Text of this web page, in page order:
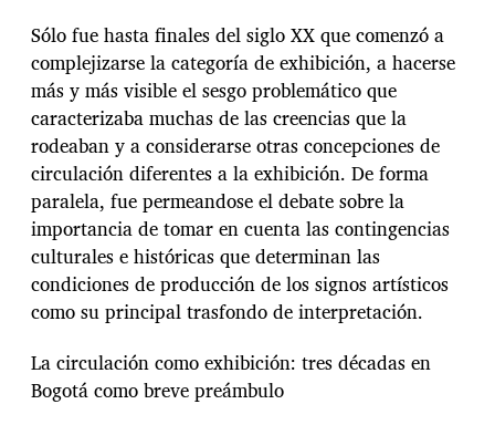
Sólo fue hasta finales del siglo XX que comenzó a
complejizarse la categoría de exhibición, a hacerse
más y más visible el sesgo problemático que
caracterizaba muchas de las creencias que la
rodeaban y a considerarse otras concepciones de
circulación diferentes a la exhibición. De forma
paralela, fue permeandose el debate sobre la
importancia de tomar en cuenta las contingencias
culturales e históricas que determinan las
condiciones de producción de los signos artísticos
como su principal trasfondo de interpretación.
La circulación como exhibición: tres décadas en
Bogotá como breve preámbulo